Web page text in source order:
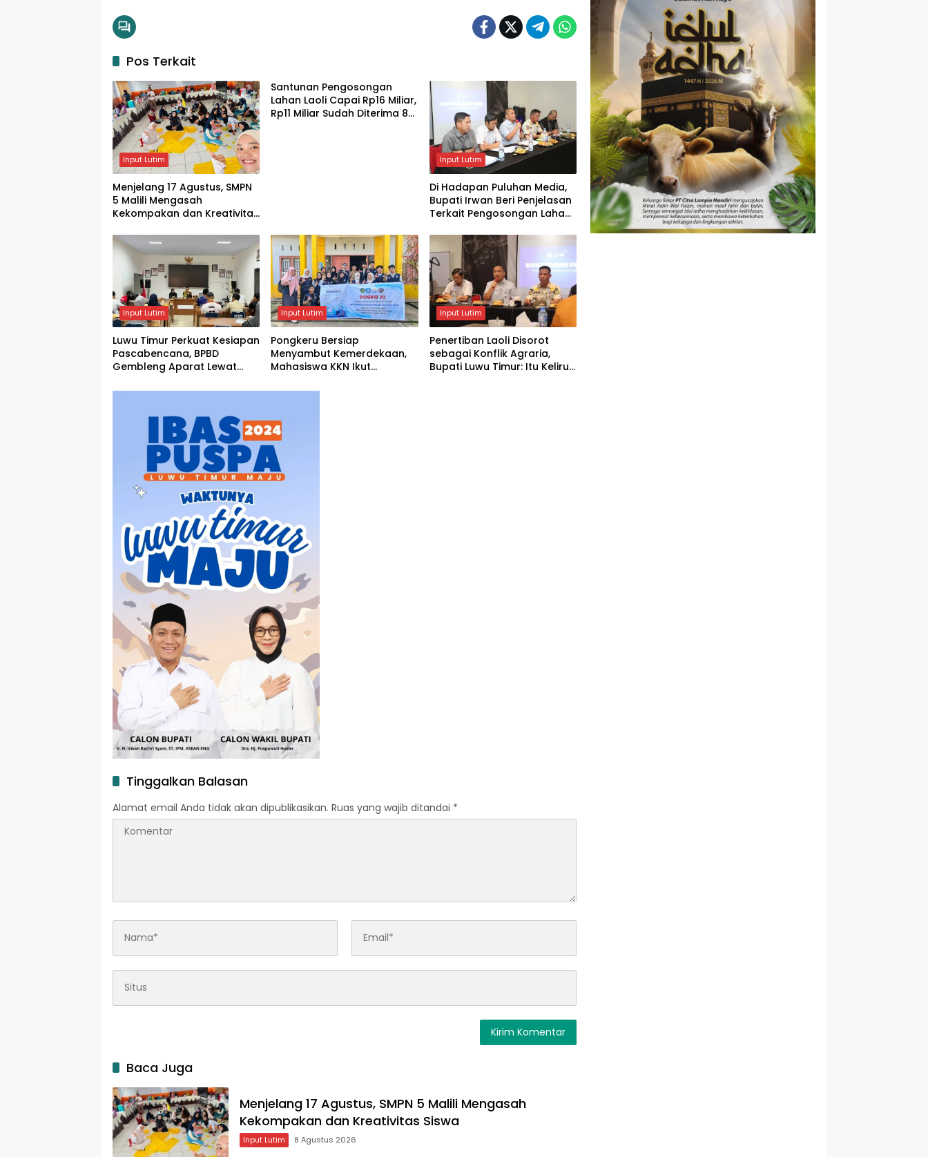
Pos Terkait
Input Lutim
Menjelang 17 Agustus, SMPN
5 Malili Mengasah
Kekompakan dan Kreativitas
Santunan Pengosongan
Lahan Laoli Capai Rp16 Miliar,
Rp11 Miliar Sudah Diterima 83
Input Lutim
Di Hadapan Puluhan Media,
Bupati Irwan Beri Penjelasan
Terkait Pengosongan Lahan
Input Lutim
Luwu Timur Perkuat Kesiapan
Pascabencana, BPBD
Gembleng Aparat Lewat
Input Lutim
Pongkeru Bersiap
Menyambut Kemerdekaan,
Mahasiswa KKN Ikut
Agustus
Input Lutim
Penertiban Laoli Disorot
sebagai Konflik Agraria,
Bupati Luwu Timur: Itu Keliru,
Tinggalkan Balasan
Alamat email Anda tidak akan dipublikasikan. Ruas yang wajib ditandai *
Baca Juga
Menjelang 17 Agustus, SMPN 5 Malili Mengasah
Kekompakan dan Kreativitas Siswa
Input Lutim 8 Agustus 2026